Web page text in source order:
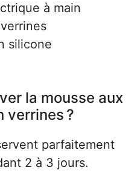
à main
silicone
la mousse aux
verrines ?
parfaitement
2 à 3 jours.